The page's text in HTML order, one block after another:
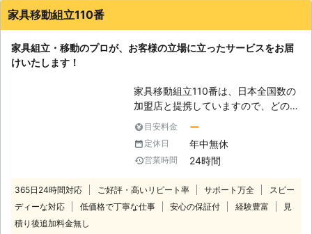
立を行ったところ問題なく使用できる
わなければ、何らかの不具合が起こり
えます。心配事がございましたら、お
気軽に当社までご連絡下さい。お客様
からのご連絡をスタッフ一同お待ちし
ております。
んだので、作業を依頼して良かったと思います。なのでこれを
機にもし家具や家財の件で何かあったらこの会社を利用したい
岩手県 一関市
家具移動組立110番
家具組立・移動のプロが、お客様の立場に立ったサービスをお届
けいたします！
家具移動組立110番は、日本全国数の
加盟店と提携していますので、どの地
方にお住まいのお客様でも迅速に対応
いたします。 コールセンターでは24
時間365日年中無休でお電話を受け付
けています。 深夜でも早朝でもお客
話ください。 コールセンターのスタ
ッフがお客様のお悩みをお聞きしま
目安料金 ー
定休日 年中無休
営業時間 24時間
365日24時間対応 ご好評・高いリピート率 サポート万全
スピー
ディーな対応
低価格で丁寧な仕事 安心の保証付 経験豊富
見
積り後追加料金無し